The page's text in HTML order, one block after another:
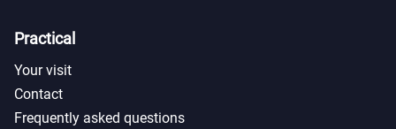
Practical
Your visit
Contact
Frequently asked questions